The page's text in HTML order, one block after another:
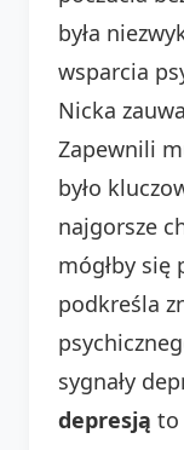
była
wsparcia
Nicka
Zapewnili
było
najgorsze
mógłby się
podkreśla
sygnały
depresją to